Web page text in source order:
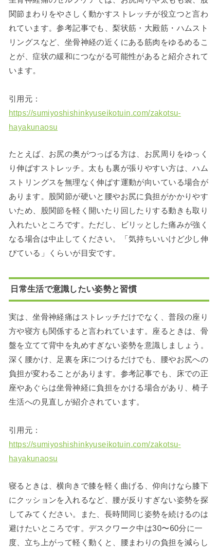
関節まわりをやさしく動かすストレッチが役立つと言わ
れています。参考記事でも、梨状筋・大殿筋・ハムスト
リングスなど、坐骨神経の近くにある筋肉をゆるめるこ
とが、症状の緩和につながる可能性があると紹介されて
います。
引用元：
https://sumiyoshishinkyuseikotuin.com/zakotsu-
hayakunaosu
たとえば、お尻の奥がつっぱる方は、お尻周りをゆっく
り伸ばすストレッチ。太もも裏が張りやすい方は、ハム
ストリングスを無理なく伸ばす運動が向いている場合が
あります。股関節が硬いと腰やお尻に負担がかかりやす
いため、股関節を軽く開いたり回したりする動きも取り
入れたいところです。ただし、ビリッとした痛みが強く
なる場合は中止してください。「気持ちいいけど少し伸
びている」くらいが目安です。
日常生活で意識したい姿勢と習慣
実は、坐骨神経痛はストレッチだけでなく、普段の座り
方や寝方も関係すると言われています。座るときは、骨
盤を立てて背中を丸めすぎない姿勢を意識しましょう。
深く腰かけ、足裏を床につけるだけでも、腰やお尻への
負担が変わることがあります。参考記事でも、床での正
座やあぐらは坐骨神経に負担をかける場合があり、椅子
生活への見直しが紹介されています。
引用元：
https://sumiyoshishinkyuseikotuin.com/zakotsu-
hayakunaosu
寝るときは、横向きで膝を軽く曲げる、仰向けなら膝下
にクッションを入れるなど、腰が反りすぎない姿勢を探
してみてください。また、長時間同じ姿勢を続けるのは
避けたいところです。デスクワーク中は30〜60分に一
度、立ち上がって軽く動くと、腰まわりの負担を減らし